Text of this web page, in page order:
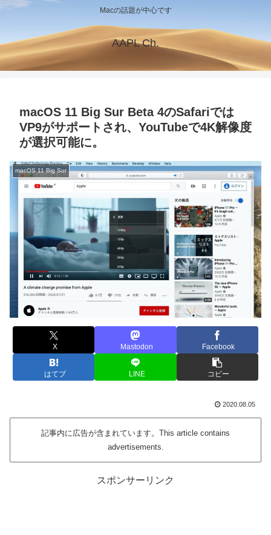
Macの話題が中心です
AAPL Ch.
macOS 11 Big Sur Beta 4のSafariでは
VP9がサポートされ、YouTubeで4K解像度
が選択可能に。
macOS 11 Big Sur
X Mastodon Facebook
はてブ LINE コピー
2020.08.05
記事内に広告が含まれています。This article contains
advertisements.
スポンサーリンク